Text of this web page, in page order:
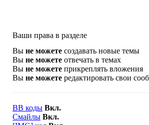
Ваши права в разделе
Вы не можете создавать новые темы
Вы не можете отвечать в темах
Вы не можете прикреплять вложения
Вы не можете редактировать свои
BB коды Вкл.
Смайлы Вкл.